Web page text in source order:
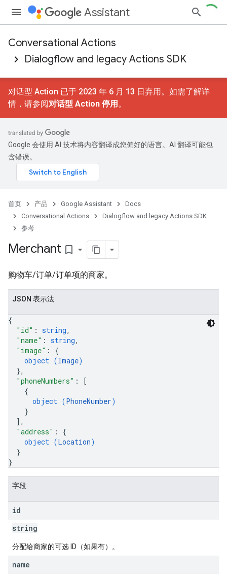
Assistant
Conversational Actions
Dialogflow and legacy Actions SDK
对话型 Action 已于 2023 年 6 月 13 日弃用。如需了解详
情，请参阅对话型 Action 停用 。
Google 会使用 AI 技术将内容翻译成您偏好的语言。AI 翻译可能包
含错误。
首页 产品 Google Assistant
Docs
Conversational Actions
Dialogflow and legacy Actions SDK
参考
Merchant bookmark_border
购物车/订单/订单项的商家。
JSON 表示法
{
"id" : string,
"name" : string,
"image" : {
object (Image)
},
"phoneNumbers" :
[
{
object (PhoneNumber)
}
] ,
"address" : {
object (Location)
}
}
字段
id
string
分配给商家的可选 ID（如果有）。
name